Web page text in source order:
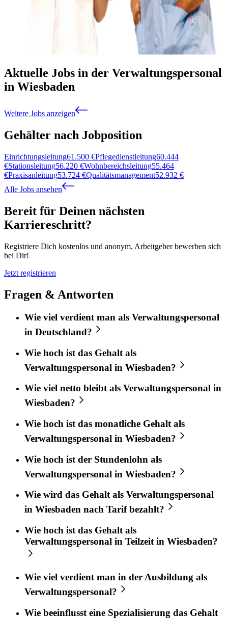
Aktuelle Jobs in der Verwaltungspersonal
in Wiesbaden
Weitere Jobs anzeigen
Gehälter nach Jobposition
Einrichtungsleitung61.500 €Pflegedienstleitung60.444
€Stationsleitung56.220 €Wohnbereichsleitung55.464
€Praxisanleitung53.724 €Qualitätsmanagement52.932 €
Alle Jobs ansehen
Bereit für Deinen nächsten
Karriereschritt?
Registriere Dich kostenlos und anonym, Arbeitgeber bewerben sich
bei Dir!
Jetzt registrieren
Fragen & Antworten
Wie viel verdient man als Verwaltungspersonal
in Deutschland?
Wie hoch ist das Gehalt als
Verwaltungspersonal in Wiesbaden?
Wie viel netto bleibt als Verwaltungspersonal in
Wiesbaden?
Wie hoch ist das monatliche Gehalt als
Verwaltungspersonal in Wiesbaden?
Wie hoch ist der Stundenlohn als
Verwaltungspersonal in Wiesbaden?
Wie wird das Gehalt als Verwaltungspersonal
in Wiesbaden nach Tarif bezahlt?
Wie hoch ist das Gehalt als
Verwaltungspersonal in Teilzeit in Wiesbaden?
Wie viel verdient man in der Ausbildung als
Verwaltungspersonal?
Wie beeinflusst eine Spezialisierung das Gehalt